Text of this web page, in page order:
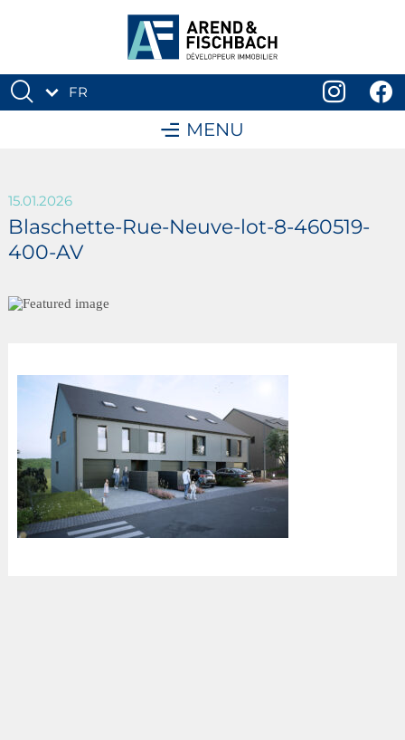
FR
MENU
15.01.2026
Blaschette-Rue-Neuve-lot-8-460519-
400-AV